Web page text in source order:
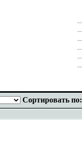
Сортировать по: